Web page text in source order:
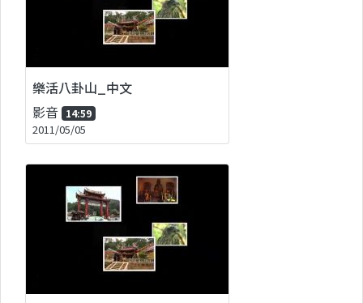
樂活八卦山_中文
影音 14:59
2011/05/05